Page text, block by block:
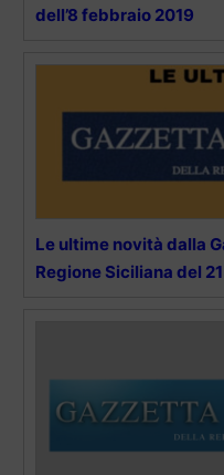
dell’8 febbraio 2019
Le ultime novità dalla
Regione Siciliana del